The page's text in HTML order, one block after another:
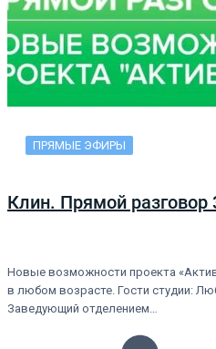
ПРЯМЫЕ ЭФИРЫ
Клин. Прямой разговор
Новые возможности проекта
в любом возрасте. Гости студии:
Заведующий отделением…